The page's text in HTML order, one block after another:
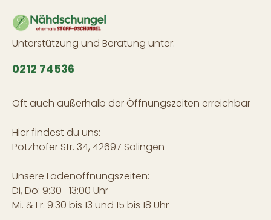
Unterstützung und Beratung unter:
0212 74536
Oft auch außerhalb der Öffnungszeiten erreichbar
Hier findest du uns:
Potzhofer Str. 34, 42697 Solingen
Unsere Ladenöffnungszeiten:
Di, Do: 9:30- 13:00 Uhr
Mi. & Fr. 9:30 bis 13 und 15 bis 18 Uhr